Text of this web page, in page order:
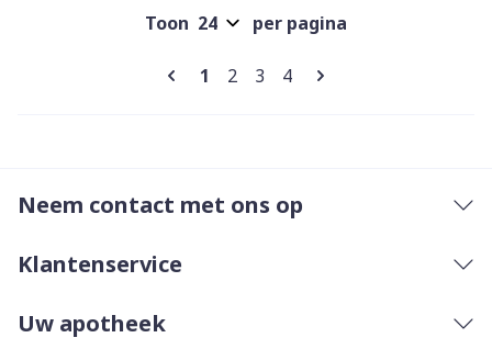
Pagina's
U lees momenteel pagina
1 Pagina
2 Pagina
3 Pagina
4
Toon per pagina
Neem contact met ons op
Klantenservice
Uw apotheek